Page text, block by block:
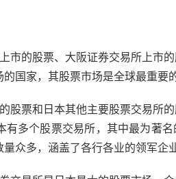
市的股票、大阪证券交易所上市
国家，其股票市场是全球最重要
股票和日本其他主要股票交易所
有多个股票交易所，其中最为著
众多，涵盖了各行各业的领军企业